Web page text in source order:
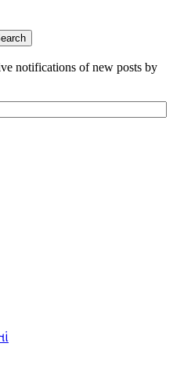
notifications of new posts by